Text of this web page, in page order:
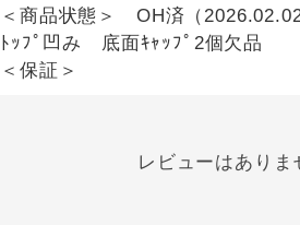
＜商品状態＞ OH済（
ﾄｯﾌﾟ凹み 底面ｷｬｯﾌﾟ2個欠品
＜保証＞
レビューはありま